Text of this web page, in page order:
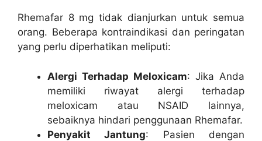
Rhemafar 8 mg tidak dianjurkan untuk semua
orang. Beberapa kontraindikasi dan peringatan
yang perlu diperhatikan meliputi:
Alergi Terhadap Meloxicam: Jika Anda
memiliki riwayat alergi terhadap
meloxicam atau NSAID lainnya,
sebaiknya hindari penggunaan Rhemafar.
Penyakit Jantung: Pasien dengan